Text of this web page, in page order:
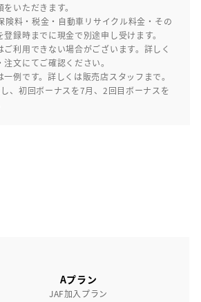
いただきます。
険料・税金・自動車リサイクル料金・その
録時までに現金で別途申し受けます。
ご利用できない場合がございます。詳しく
文にてご確認ください。
一例です。詳しくは販売店スタッフまで。
、初回ボーナスを7月、2回目ボーナスを
Aプラン
JAF加入プラン